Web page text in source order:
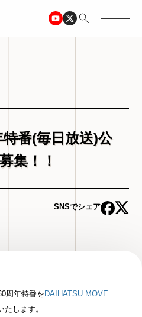
番(毎日放送)公
集！！
SNSでシェア
周年特番をDAIHATSU MOVE
たします。